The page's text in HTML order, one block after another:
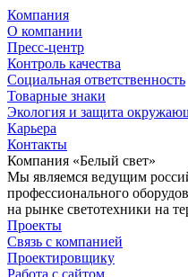
Компания
О компании
Пресс-центр
Контроль качества
Социальная ответственность
Товарные знаки
Экология и защита
Карьера
Контакты
Компания «Белый свет»
Мы являемся ведущим
профессионального
на рынке светотехники на
Проекты
Связь с компанией
Проектировщику
Работа с сайтом